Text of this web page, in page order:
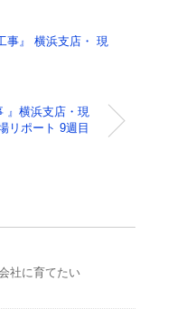
事』 横浜支店・ 現
』横浜支店・現
リポート 9週目
社に育てたい